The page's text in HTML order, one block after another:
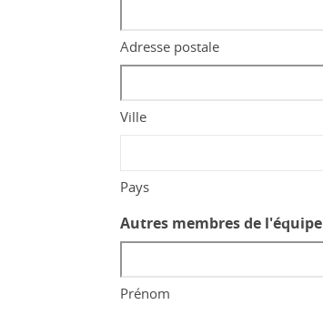
Adresse postale
Ville
Pays
Autres membres de l'équipe
Prénom